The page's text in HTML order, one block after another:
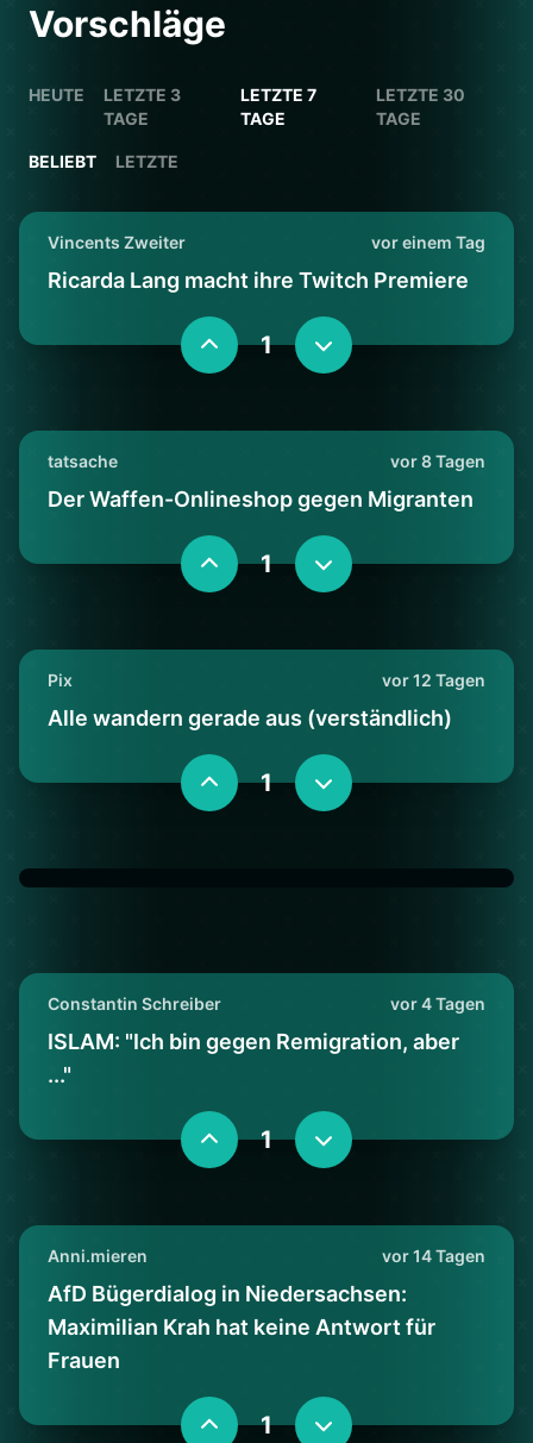
Vorschläge
HEUTE
LETZTE 3
TAGE
LETZTE 7
TAGE
LETZTE 30
TAGE
BELIEBT LETZTE
Vincents Zweiter vor einem Tag
Ricarda Lang macht ihre Twitch Premiere
1
tatsache vor 8 Tagen
Der Waffen-Onlineshop gegen Migranten
1
Pix vor 12 Tagen
Alle wandern gerade aus (verständlich)
1
Constantin Schreiber vor 4 Tagen
ISLAM: "Ich bin gegen Remigration, aber
..."
1
Anni.mieren vor 14 Tagen
AfD Bügerdialog in Niedersachsen:
Maximilian Krah hat keine Antwort für
Frauen
1